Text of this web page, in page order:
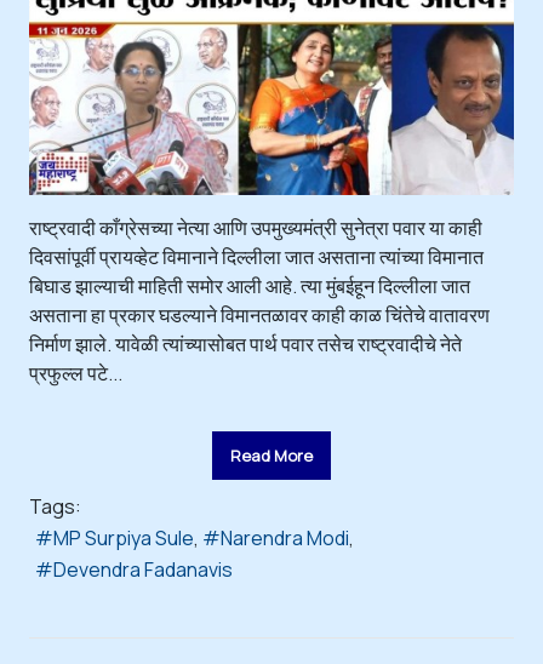
राष्ट्रवादी काँग्रेसच्या नेत्या आणि उपमुख्यमंत्री सुनेत्रा पवार या काही
दिवसांपूर्वी प्रायव्हेट विमानाने दिल्लीला जात असताना त्यांच्या विमानात
बिघाड झाल्याची माहिती समोर आली आहे. त्या मुंबईहून दिल्लीला जात
असताना हा प्रकार घडल्याने विमानतळावर काही काळ चिंतेचे वातावरण
निर्माण झाले. यावेळी त्यांच्यासोबत पार्थ पवार तसेच राष्ट्रवादीचे नेते
प्रफुल्ल पटे...
Read More
Tags:
MP Surpiya Sule
Narendra Modi
Devendra Fadanavis